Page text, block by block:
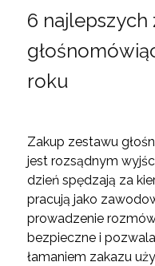
6 najlepszych
roku
Zakup zestawu
jest rozsądnym
dzień spędzają za
pracują jako
prowadzenie
bezpieczne i
łamaniem zakazu